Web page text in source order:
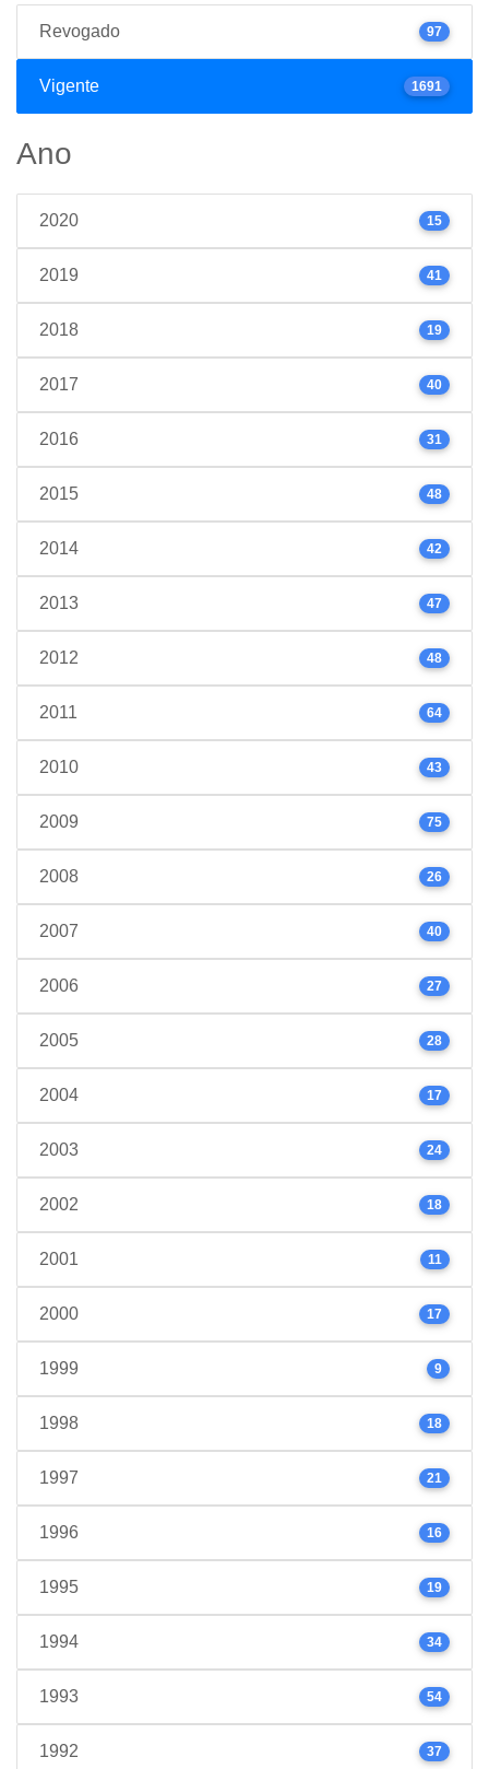
Revogado 97
Vigente 1691
Ano
2020 15
2019 41
2018 19
2017 40
2016 31
2015 48
2014 42
2013 47
2012 48
2011 64
2010 43
2009 75
2008 26
2007 40
2006 27
2005 28
2004 17
2003 24
2002 18
2001 11
2000 17
1999 9
1998 18
1997 21
1996 16
1995 19
1994 34
1993 54
1992 37